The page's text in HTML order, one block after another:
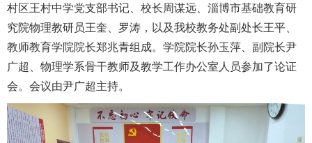
村区王村中学党支部书记、校长周谋远、淄博市基础教育研
究院物理教研员王奎、 罗涛 ， 以及我校教务处副处长王平、
教师教育学院院长郑兆青组成。学院院长孙玉萍、副院长尹
广超、物理学系骨干教师及教学工作办公室人员参加了论证
会。会议由尹广超主持。